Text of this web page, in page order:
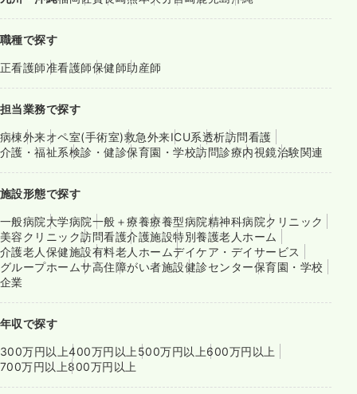
職種で探す
正看護師准看護師保健師助産師
担当業務で探す
病棟外来オペ室(手術室)救急外来ICU系透析訪問看護
介護・福祉系検診・健診保育園・学校訪問診療内視鏡治験関連
施設形態で探す
一般病院大学病院一般＋療養療養型病院精神科病院クリニック
美容クリニック訪問看護介護施設特別養護老人ホーム
介護老人保健施設有料老人ホームデイケア・デイサービス
グループホームサ高住障がい者施設健診センター保育園・学校
企業
年収で探す
300万円以上400万円以上 500万円以上600万円以上
700万円以上800万円以上